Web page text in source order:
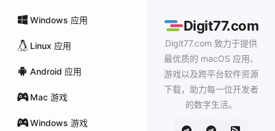
Windows 应用
Linux 应用
Android 应用
Mac 游戏
Windows 游戏
Digit77.com
Digit77.com 致力于提供
最优质的 macOS 应用、
游戏以及跨平台软件资源
下载，助力每一位开发者
的数字生活。